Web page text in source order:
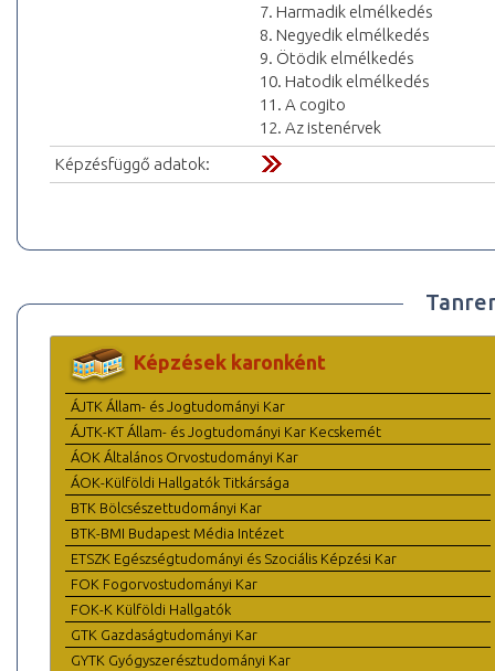
7. Harmadik elmélkedés
8. Negyedik elmélkedés
9. Ötödik elmélkedés
10. Hatodik elmélkedés
11. A cogito
12. Az istenérvek
Képzésfüggő adatok:
Képzések karonként
ÁJTK Állam- és Jogtudományi Kar
ÁJTK-KT Állam- és Jogtudományi Kar Kecskemét
ÁOK Általános Orvostudományi Kar
ÁOK-Külföldi Hallgatók Titkársága
BTK Bölcsészettudományi Kar
BTK-BMI Budapest Média Intézet
ETSZK Egészségtudományi és Szociális Képzési Kar
FOK Fogorvostudományi Kar
FOK-K Külföldi Hallgatók
GTK Gazdaságtudományi Kar
GYTK Gyógyszerésztudományi Kar